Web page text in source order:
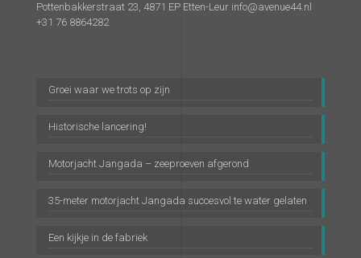
Pottenbakkerstraat 23, 4871 EP Etten-Leur info@avenue44.nl
+31 76 8864282
Groei waar we trots op zijn
Historische lancering!
Motorjacht Jangada – zeeproeven afgerond
35-meter motorjacht Jangada succesvol te water gelaten
Een kijkje in de fabriek